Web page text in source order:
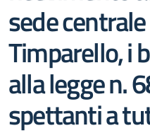
sede
Timparello, i
alla legge n.
spettanti a